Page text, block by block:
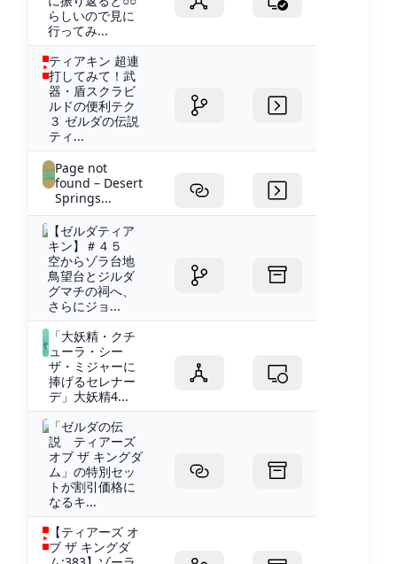
らしいので見に
行ってみ...
ティアキン 超連
打してみて！武
器・盾スクラビ
ルドの便利テク
３ ゼルダの伝説
ティ...
Page not
found – Desert
Springs...
【ゼルダティア
キン】＃４５
空からゾラ台地
鳥望台とジルダ
グマチの祠へ、
さらにジョ...
「大妖精・クチ
ューラ・シー
ザ・ミジャーに
捧げるセレナー
デ」大妖精4...
「ゼルダの伝
説 ティアーズ
オブ ザ キングダ
ム」の特別セッ
トが割引価格に
なるキ...
【ティアーズ オ
ブ ザ キングダ